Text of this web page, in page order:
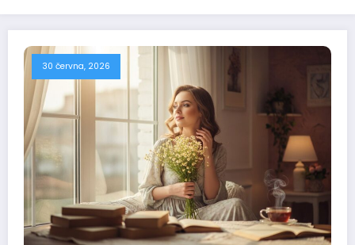
30 června, 2026